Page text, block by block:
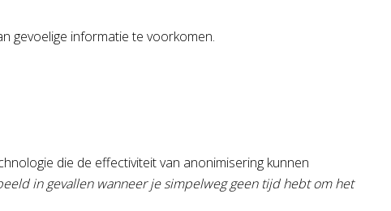
gevoelige informatie te voorkomen.
die de effectiviteit van anonimisering kunnen
in gevallen wanneer je simpelweg geen tijd hebt om het